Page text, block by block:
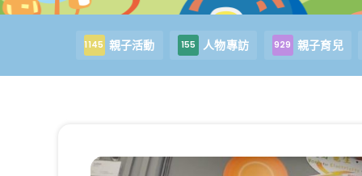
1145 親子活動 155 人物專訪 929 親子育兒